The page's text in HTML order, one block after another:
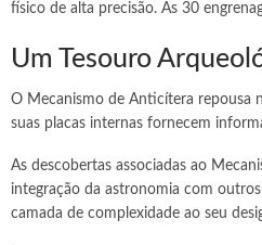
físico de alta precisão. As 30
Um Tesouro
O Mecanismo de Anticítera repousa
suas placas internas fornecem
As descobertas associadas ao
integração da astronomia com
camada de complexidade ao seu